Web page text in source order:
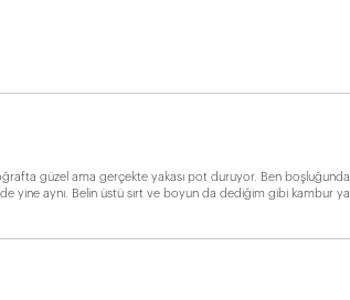
güzel ama gerçekte yakası pot duruyor. Ben boşluğunda
yine aynı. Belin üstü sırt ve boyun da dediğim gibi kambur